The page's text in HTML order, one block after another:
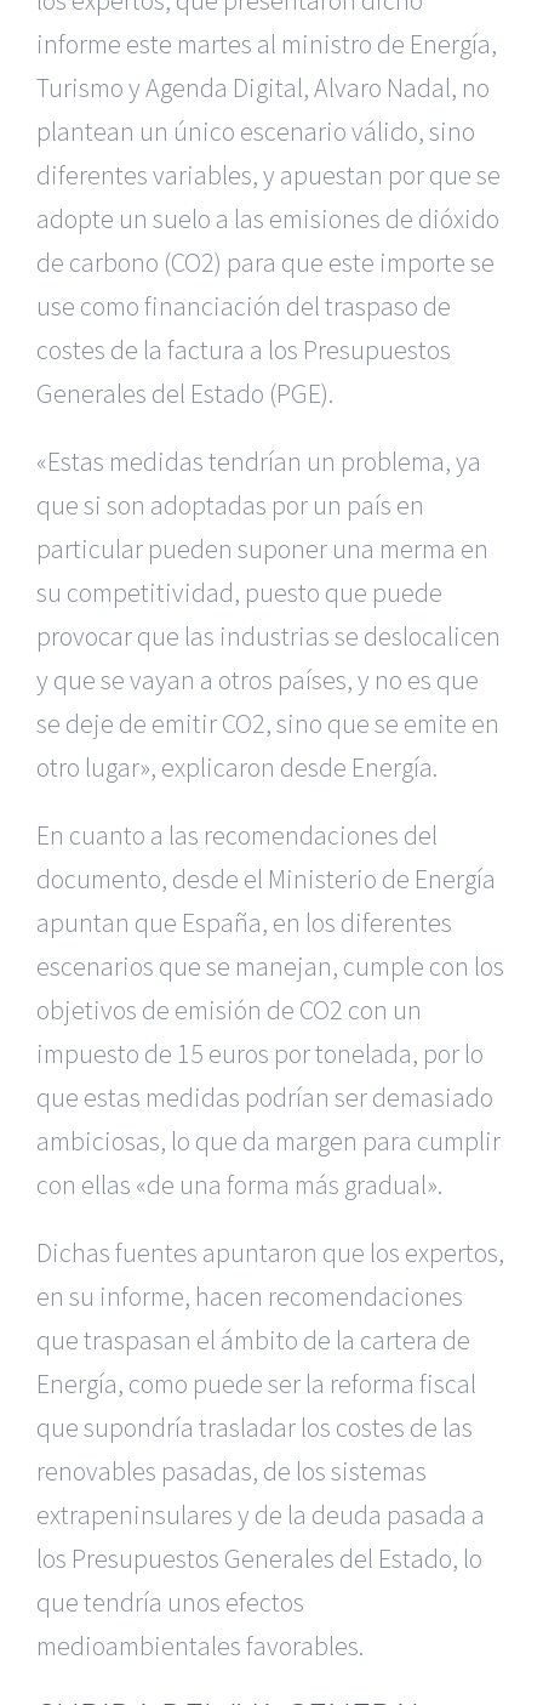
informe este martes al ministro de Energía,
Turismo y Agenda Digital, Alvaro Nadal, no
plantean un único escenario válido, sino
diferentes variables, y apuestan por que se
adopte un suelo a las emisiones de dióxido
de carbono (CO2) para que este importe se
use como financiación del traspaso de
costes de la factura a los Presupuestos
Generales del Estado (PGE).
«Estas medidas tendrían un problema, ya
que si son adoptadas por un país en
particular pueden suponer una merma en
su competitividad, puesto que puede
provocar que las industrias se deslocalicen
y que se vayan a otros países, y no es que
se deje de emitir CO2, sino que se emite en
otro lugar», explicaron desde Energía.
En cuanto a las recomendaciones del
documento, desde el Ministerio de Energía
apuntan que España, en los diferentes
escenarios que se manejan, cumple con los
objetivos de emisión de CO2 con un
impuesto de 15 euros por tonelada, por lo
que estas medidas podrían ser demasiado
ambiciosas, lo que da margen para cumplir
con ellas «de una forma más gradual».
Dichas fuentes apuntaron que los expertos,
en su informe, hacen recomendaciones
que traspasan el ámbito de la cartera de
Energía, como puede ser la reforma fiscal
que supondría trasladar los costes de las
renovables pasadas, de los sistemas
extrapeninsulares y de la deuda pasada a
los Presupuestos Generales del Estado, lo
que tendría unos efectos
medioambientales favorables.